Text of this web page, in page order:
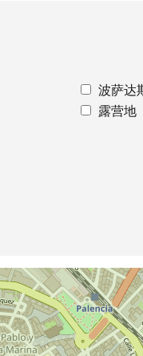
波萨达
露营地